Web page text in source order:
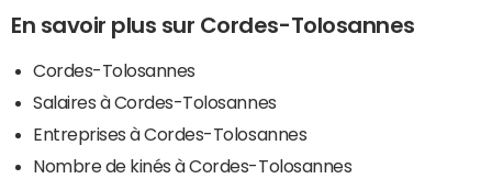
En savoir plus sur Cordes-Tolosannes
Cordes-Tolosannes
Salaires à Cordes-Tolosannes
Entreprises à Cordes-Tolosannes
Nombre de kinés à Cordes-Tolosannes